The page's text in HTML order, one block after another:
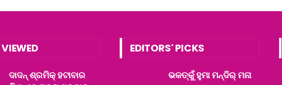
ଦାଦନ୍ ଶ୍ରମିକ୍ ହଟାବାର
EDITORS' PICKS
ଭକତ୍‌କୁଁ ହୁମା ମନ୍ଦିର୍ ମନା